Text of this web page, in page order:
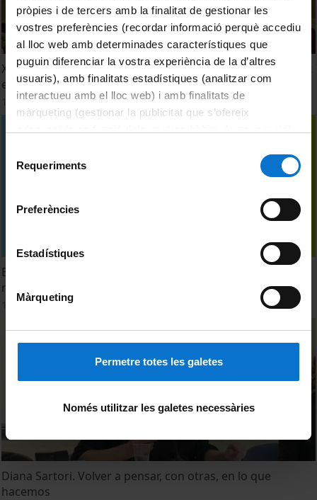
pròpies i de tercers amb la finalitat de gestionar les
vostres preferències (recordar informació perquè accediu
al lloc web amb determinades característiques que
puguin diferenciar la vostra experiència de la d’altres
usuaris), amb finalitats estadístiques (analitzar com
interactueu amb el lloc web) i amb finalitats de
màrqueting (gestionar la publicitat que s’ofereix
consultar laPolítica de galetes del lloc web de la
Requeriments
Preferències
Estadístiques
Màrqueting
Permetre totes les galetes
Només utilitzar les galetes necessàries
XXXIV Seminari Públic Internacional DUODA. La vaginalitat
escollida. Primera jornada
12 May, 2023
En la morada quieta, tejiendo y riendo. La casa en los
recuerdos de infancia de las escritoras
17 May, 2017
Diana Sartori. Volver a pensar, con otras, en lo que
hacemos